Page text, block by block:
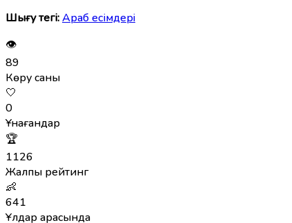
Шығу тегі:Араб есімдерi
👁
89
Көру саны
🤍
0
Ұнағандар
🏆
1126
Жалпы рейтинг
👶
641
Ұлдар арасында